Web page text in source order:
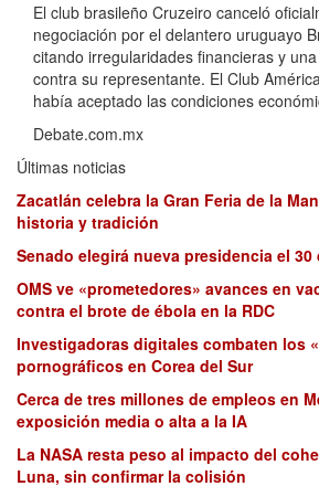
El club brasileño Cruzeiro canceló
negociación por el delantero uruguayo
citando irregularidades financieras y
contra su representante. El Club
había aceptado las condiciones
Debate.com.mx
Últimas noticias
Zacatlán celebra la Gran Feria de la
historia y tradición
Senado elegirá nueva presidencia el 30
OMS ve «prometedores» avances en
contra el brote de ébola en la RDC
Investigadoras digitales combaten los
pornográficos en Corea del Sur
Cerca de tres millones de empleos en
exposición media o alta a la IA
La NASA resta peso al impacto del
Luna, sin confirmar la colisión